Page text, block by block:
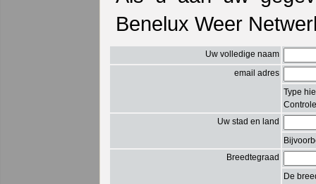
Benelux Weer
Uw volledige naam
email adres
Type
Uw stad en land
Breedtegraad
De